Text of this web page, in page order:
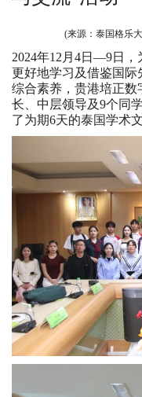
(来源：泰国格乐
2024年12月4日—9日，
更好地学习及借鉴国
综合素养，贵港培正数
长、中层领导及9个同
了为期6天的泰国学术